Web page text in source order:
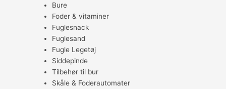
Bure
Foder & vitaminer
Fuglesnack
Fuglesand
Fugle Legetøj
Siddepinde
Tilbehør til bur
Skåle & Foderautomater